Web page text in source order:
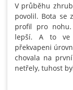
V průběhu
povolil. Bota se
profil pro
lepší. A to ve
překvapeni
chovala na
netřely, tuhost